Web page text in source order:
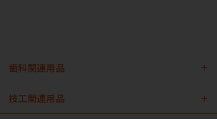
歯科関連用品
技工関連用品